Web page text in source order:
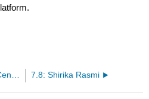
7.8: Shirika Rasmi